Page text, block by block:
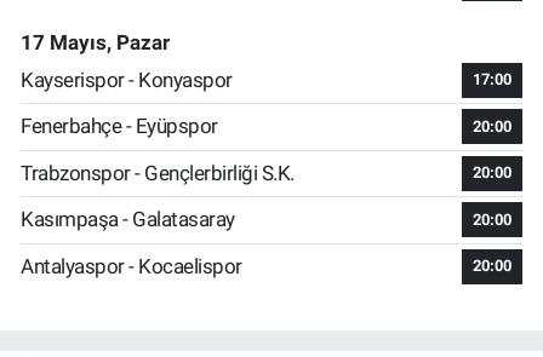
17 Mayıs, Pazar
Kayserispor - Konyaspor
17:00
Fenerbahçe - Eyüpspor 20:00
Trabzonspor - Gençlerbirliği S.K. 20:00
Kasımpaşa - Galatasaray 20:00
Antalyaspor - Kocaelispor 20:00